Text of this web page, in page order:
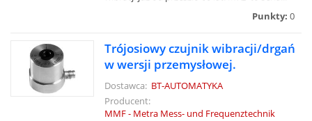
Punkty: 0
Trójosiowy czujnik wibracji/drgań
w wersji przemysłowej.
Dostawca: BT-AUTOMATYKA
Producent:
MMF - Metra Mess- und Frequenztechnik